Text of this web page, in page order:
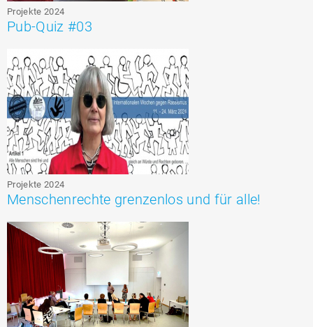
Projekte 2024
Pub-Quiz #03
Projekte 2024
Menschenrechte grenzenlos und für alle!